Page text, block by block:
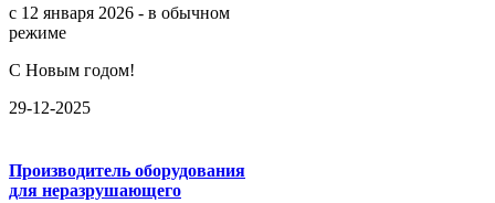
с 12 января 2026 - в обычном
режиме
С Новым годом!
29-12-2025
Производитель оборудования
для неразрушающего